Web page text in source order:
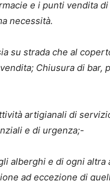
e i punti vendita
necessità.
su strada che al
Chiusura di bar,
artigianali di
e di urgenza;-
alberghi e di ogni altra
ad eccezione di